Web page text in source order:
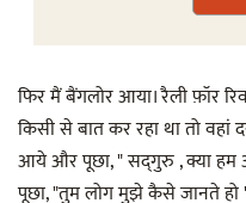
फिर मैं बैंगलोर आया। रैली फ़ॉर
किसी से बात कर रहा था तो
आये और पूछा, " सद्‌गुरु , क्या
पूछा, "तुम लोग मुझे कैसे जानते हो